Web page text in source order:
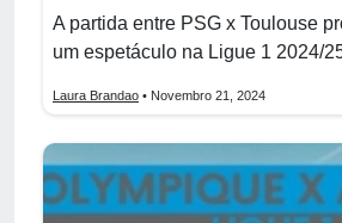
A partida entre PSG x Toulouse
um espetáculo na Ligue 1 2024/
Laura Brandao • Novembro 21, 2024